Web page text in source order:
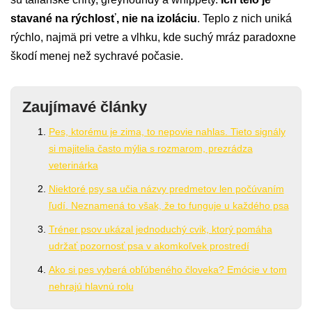
stavané na rýchlosť, nie na izoláciu. Teplo z nich uniká
rýchlo, najmä pri vetre a vlhku, kde suchý mráz paradoxne
škodí menej než sychravé počasie.
Zaujímavé články
Pes, ktorému je zima, to nepovie nahlas. Tieto signály
si majitelia často mýlia s rozmarom, prezrádza
veterinárka
Niektoré psy sa učia názvy predmetov len počúvaním
ľudí. Neznamená to však, že to funguje u každého psa
Tréner psov ukázal jednoduchý cvik, ktorý pomáha
udržať pozornosť psa v akomkoľvek prostredí
Ako si pes vyberá obľúbeného človeka? Emócie v tom
nehrajú hlavnú rolu